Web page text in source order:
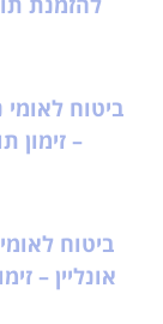
ביטוח לאומי
– זימון
ביטוח
אונליין –